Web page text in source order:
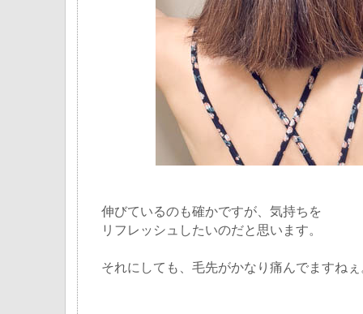
伸びているのも確かですが、気持ちを
リフレッシュしたいのだと思います。
それにしても、毛先がかなり痛んでますね